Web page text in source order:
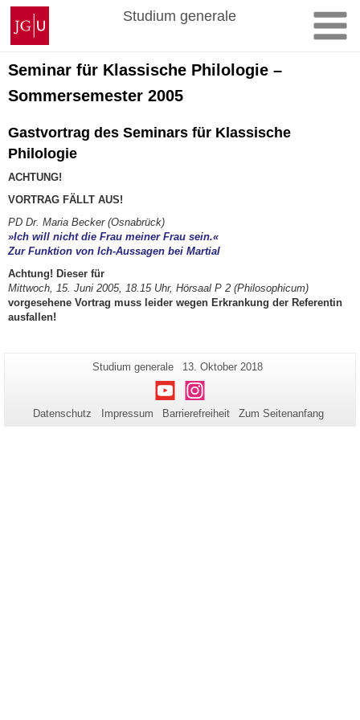
Zum
Inhalt
springen
Johannes
Gutenberg-
Universität
Mainz
Studium generale
Seminar für Klassische Philologie –
Sommersemester 2005
Gastvortrag des Seminars für Klassische
Philologie
ACHTUNG!
VORTRAG FÄLLT AUS!
PD Dr. Maria Becker (Osnabrück)
»Ich will nicht die Frau meiner Frau sein.«
Zur Funktion von Ich-Aussagen bei Martial
Achtung! Dieser für
Mittwoch, 15. Juni 2005, 18.15 Uhr, Hörsaal P 2 (Philosophicum)
vorgesehene Vortrag muss leider wegen Erkrankung der Referentin
ausfallen!
Zusätzliche
Informationen
zu
dieser
Seiten-
Studium generale
Letzte
Aktualisierung:
13. Oktober 2018
YoutubeInstagram
Datenschutz Impressum Barrierefreiheit Zum Seitenanfang